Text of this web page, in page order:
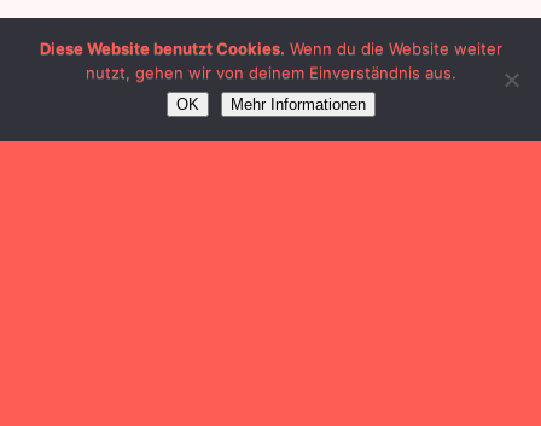
Diese Website benutzt Cookies. Wenn du die Website weiter
nutzt, gehen wir von deinem Einverständnis aus.
OK Mehr Informationen